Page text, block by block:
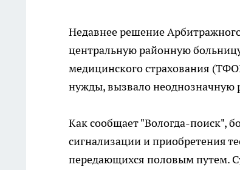
Недавнее решение
центральную районную
медицинского страхования
нужды, вызвало неоднозначную
Как сообщает "Вологда-поиск",
сигнализации и приобретения
передающихся половым путем.